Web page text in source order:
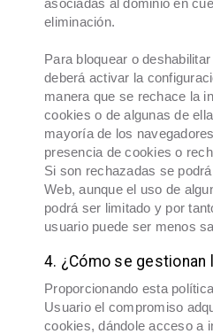
asociadas al dominio en
eliminación.
Para bloquear o
deberá activar la
manera que se rechace la
cookies o de algunas de
mayoría de los
presencia de cookies o
Si son rechazadas se
Web, aunque el uso de
podrá ser limitado y por
usuario puede ser menos
​4. ¿Cómo se gestionan
Proporcionando esta
Usuario el compromiso
cookies, dándole acceso a